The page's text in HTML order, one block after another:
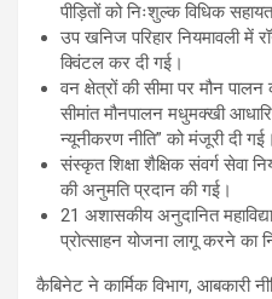
पीड़ितों को निःशुल्क विधिक
उप खनिज परिहार नियमावली में
क्विंटल कर दी गई।
वन क्षेत्रों की सीमा पर मौन
सीमांत मौनपालन मधुमक्खी
न्यूनीकरण नीति” को मंजूरी दी गई।
संस्कृत शिक्षा शैक्षिक संवर्ग सेवा
की अनुमति प्रदान की गई।
21 अशासकीय अनुदानित
प्रोत्साहन योजना लागू करने का
कैबिनेट ने कार्मिक विभाग, आबकारी